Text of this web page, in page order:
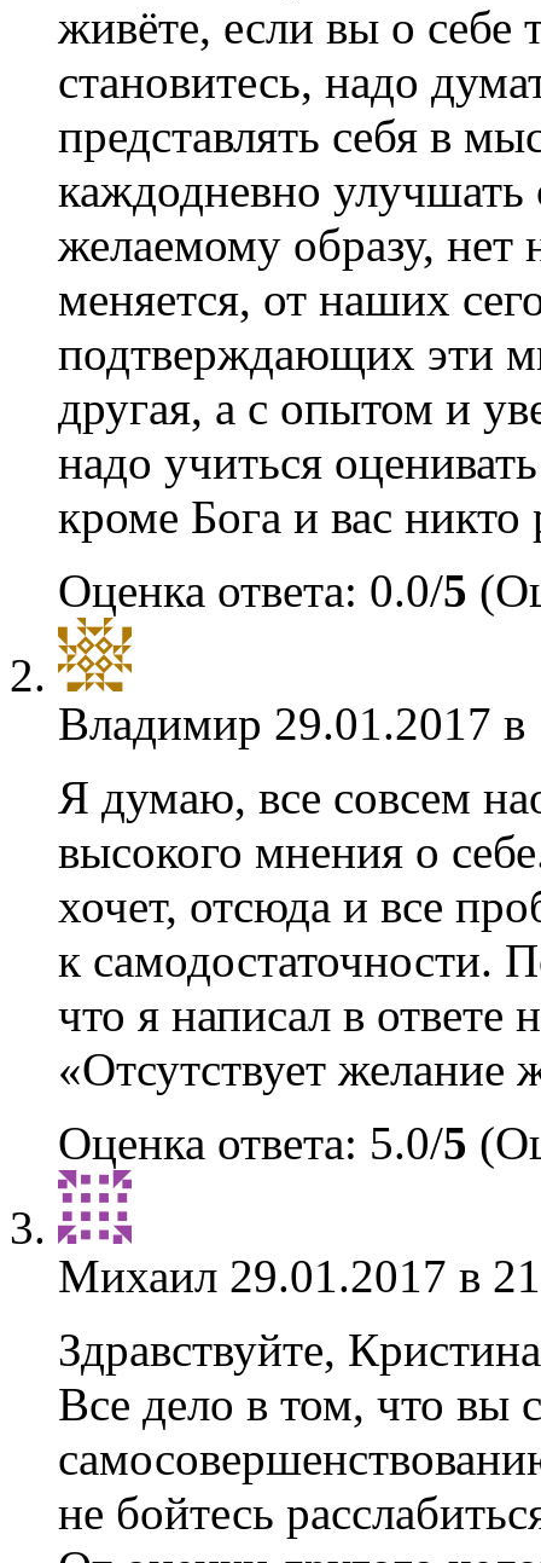
живёте, если вы о себе
становитесь, надо
представлять себя в
каждодневно улучшать
желаемому образу, нет
меняется, от наших
подтверждающих эти
другая, а с опытом и
надо учиться
кроме Бога и вас никто
Оценка ответа: 0.0/5
Владимир 29.01.2017
Я думаю, все совсем
высокого мнения о
хочет, отсюда и все
к самодостаточности.
что я написал в
«Отсутствует желание
Оценка ответа: 5.0/5
Михаил 29.01.2017 в
Здравствуйте,
Все дело в том, что вы
не бойтесь